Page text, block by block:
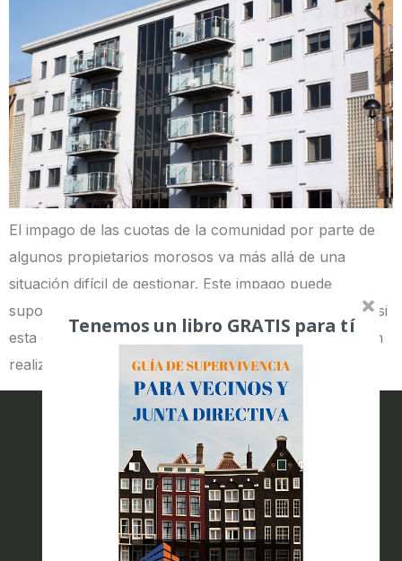
El impago de las cuotas de la comunidad por parte de
algunos propietarios morosos va más allá de una
situación difícil de gestionar. Este impago puede
suponer un problema para la comunidad, sobre todo si
esta es de pocos vecinos. Esto hace que no se puedan
realizar las mejoras necesarias o que el resto de […]
Tenemos un libro GRATIS para tí